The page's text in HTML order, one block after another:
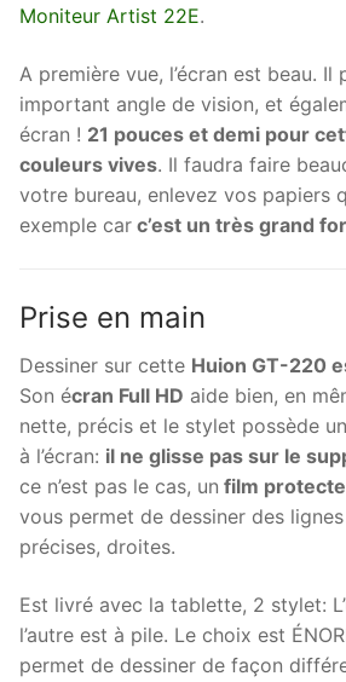
Moniteur Artist 22E.
A première vue, l’écran est beau. Il
important angle de vision, et
écran ! 21 pouces et demi pour
couleurs vives. Il faudra faire
votre bureau, enlevez vos papiers
exemple car c’est un très grand
Prise en main
Dessiner sur cette Huion GT-220
Son écran Full HD aide bien, en
nette, précis et le stylet possède
à l’écran: il ne glisse pas sur le
ce n’est pas le cas, un film
vous permet de dessiner des
précises, droites.
Est livré avec la tablette, 2 stylet:
l’autre est à pile. Le choix est
permet de dessiner de façon